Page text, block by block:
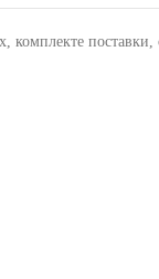
комплекте